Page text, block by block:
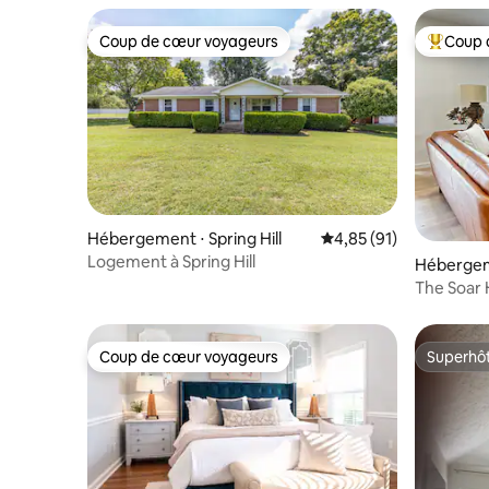
Coup de cœur voyageurs
Coup de cœur voyageurs
Hébergement ⋅ Spring Hill Évaluation moyenne
4,85 (91)
Logement à Spring Hill
Coups
Coup
The Soar
Coup de cœur voyageurs
Coup de cœur voyageurs